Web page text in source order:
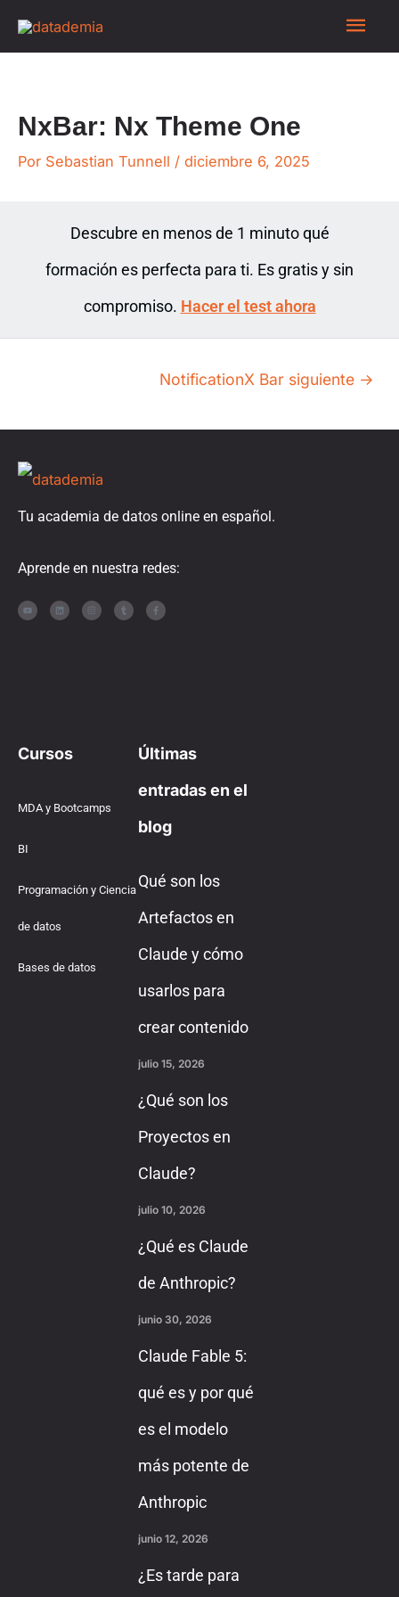
NxBar: Nx Theme One
Por Sebastian Tunnell / diciembre 6, 2025
Descubre en menos de 1 minuto qué
formación es perfecta para ti. Es gratis y sin
compromiso. Hacer el test ahora
NotificationX Bar siguiente →
Tu academia de datos online en español.
Aprende en nuestra redes:
Cursos
MDA y Bootcamps
BI
Programación y Ciencia
de datos
Bases de datos
Últimas
entradas en el
blog
Qué son los
Artefactos en
Claude y cómo
usarlos para
crear contenido
julio 15, 2026
¿Qué son los
Proyectos en
Claude?
julio 10, 2026
¿Qué es Claude
de Anthropic?
junio 30, 2026
Claude Fable 5:
qué es y por qué
es el modelo
más potente de
Anthropic
junio 12, 2026
¿Es tarde para